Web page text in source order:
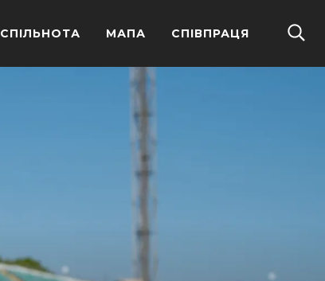
СПІЛЬНОТА МАПА СПІВПРАЦЯ